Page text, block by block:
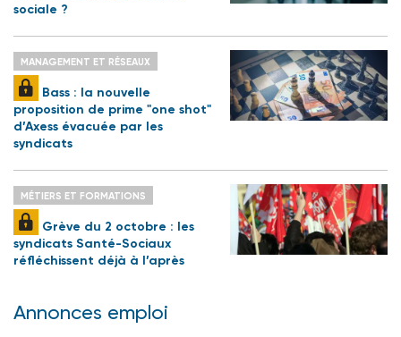
sociale ?
MANAGEMENT ET RÉSEAUX
Bass : la nouvelle
proposition de prime "one shot"
d’Axess évacuée par les
syndicats
MÉTIERS ET FORMATIONS
Grève du 2 octobre : les
syndicats Santé-Sociaux
réfléchissent déjà à l’après
Annonces emploi